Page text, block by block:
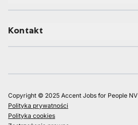
Kontakt
Copyright © 2025 Accent Jobs for People NV
Polityka prywatności
Polityka cookies